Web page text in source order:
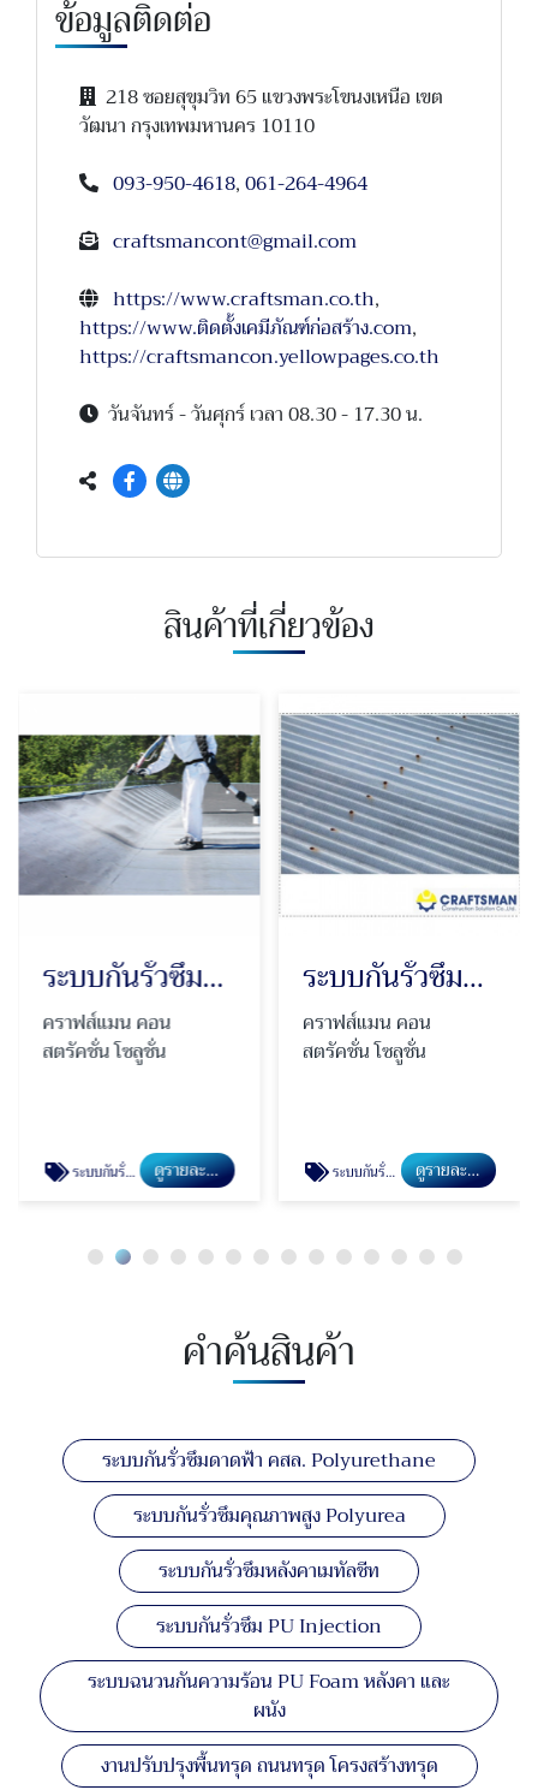
ข้อมูลติดต่อ
218 ซอยสุขุมวิท 65 แขวงพระโขนงเหนือ เขต
วัฒนา กรุงเทพมหานคร 10110
093-950-4618,061-264-4964
craftsmancont@gmail.com
https://www.craftsman.co.th,
https://www.ติดตั้งเคมีภัณฑ์ก่อสร้าง.com,
https://craftsmancon.yellowpages.co.th
วันจันทร์ - วันศุกร์ เวลา 08.30 - 17.30 น.
สินค้าที่เกี่ยวข้อง
ระบบกันรั่วซึมคุณภาพสูง Polyurea
คราฟส์แมน คอน
สตรัคชั่น โซลูชั่น
ระบบกันรั่วซึมคุณภาพสูง Polyurea ดูรายละเอียด
ระบบกันรั่วซึมหลังคาเมทัลชีท
คราฟส์แมน คอน
สตรัคชั่น โซลูชั่น
ระบบกันรั่วซึมหลังคาเมทัลชีท ดูรายละเอียด
คำค้นสินค้า
ระบบกันรั่วซึมดาดฟ้า คสล. Polyurethane
ระบบกันรั่วซึมคุณภาพสูง Polyurea
ระบบกันรั่วซึมหลังคาเมทัลชีท
ระบบกันรั่วซึม PU Injection
ระบบฉนวนกันความร้อน PU Foam หลังคา และ
ผนัง
งานปรับปรุงพื้นทรุด ถนนทรุด โครงสร้างทรุด